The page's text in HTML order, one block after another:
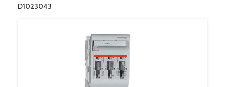
D1023043